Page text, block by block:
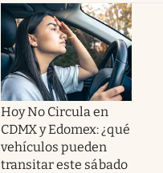
Hoy No Circula en
CDMX y Edomex: ¿qué
vehículos pueden
transitar este sábado